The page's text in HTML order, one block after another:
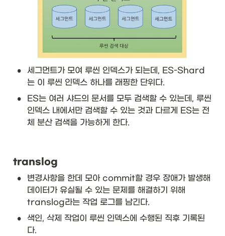
•
세그먼트가 모여 루씬 인덱스가 되는데, ES-Shard
는 이 루씬 인덱스 하나를 래핑한 단위다.
•
ES는 여러 샤드의 문서를 모두 검색할 수 있는데, 루씬
인덱스 내에서만 검색할 수 있는 것과 다르게 ES는 전
체 분산 검색을 가능하게 한다.
translog
•
변경사항을 한데 모아 commit할 경우 장애가 발생해
데이터가 유실될 수 있는 문제를 해결하기 위해
translog라는 작업 로그를 남긴다.
•
색인, 삭제 작업이 루씬 인덱스에 수행된 직후 기록된
다.